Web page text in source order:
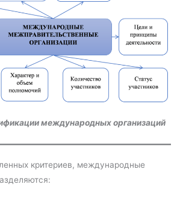
международных организаций
критериев, международные